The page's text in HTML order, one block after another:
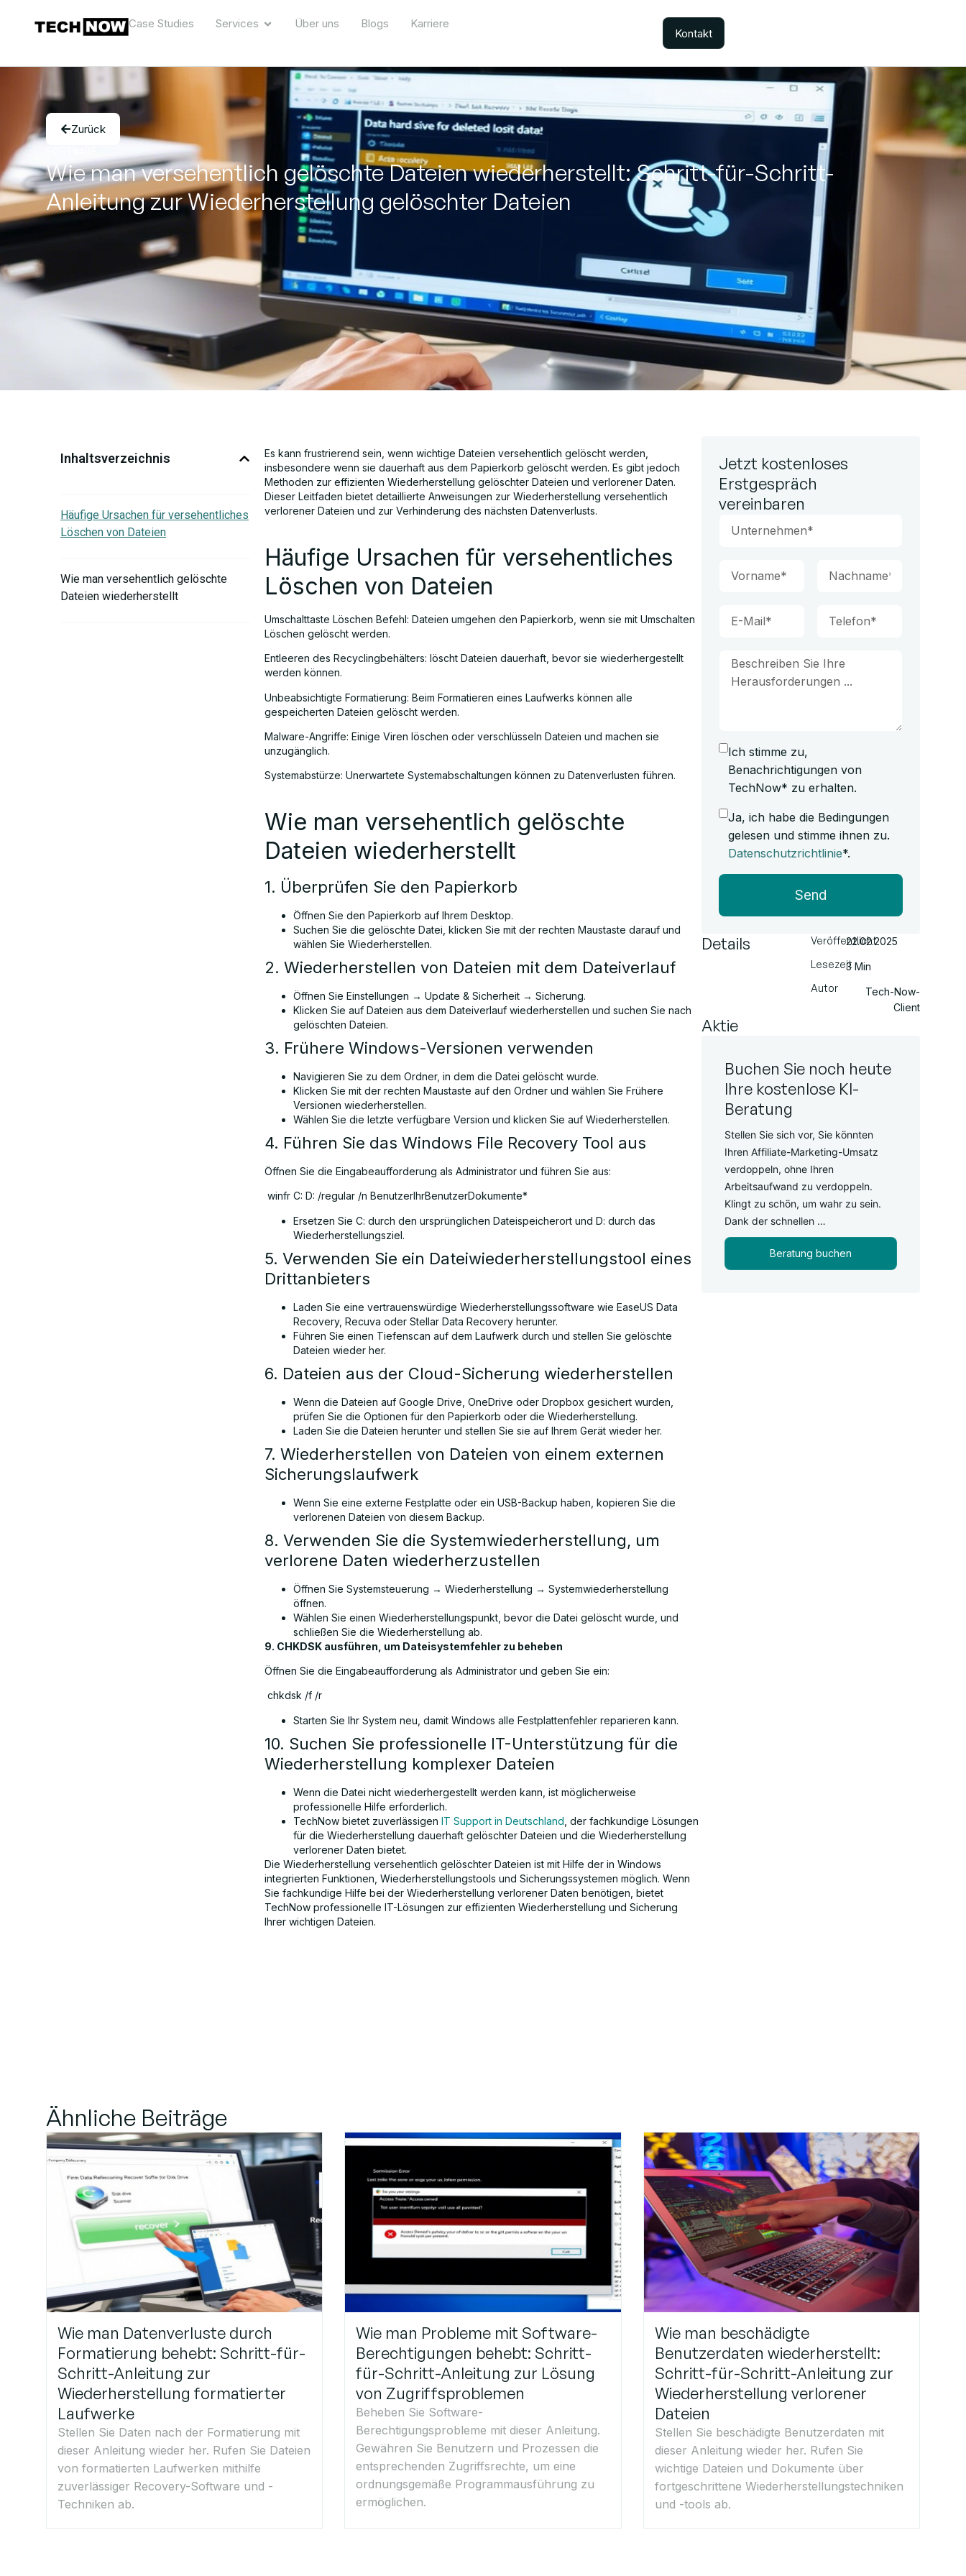
Case Studies Services Über uns Blogs Karriere
Kontakt
Zurück
Wie man versehentlich gelöschte Dateien wiederherstellt: Schritt-für-Schritt-
Anleitung zur Wiederherstellung gelöschter Dateien
Inhaltsverzeichnis
Häufige Ursachen für versehentliches
Löschen von Dateien
Wie man versehentlich gelöschte
Dateien wiederherstellt
Es kann frustrierend sein, wenn wichtige Dateien versehentlich gelöscht werden,
insbesondere wenn sie dauerhaft aus dem Papierkorb gelöscht werden. Es gibt jedoch
Methoden zur effizienten Wiederherstellung gelöschter Dateien und verlorener Daten.
Dieser Leitfaden bietet detaillierte Anweisungen zur Wiederherstellung versehentlich
verlorener Dateien und zur Verhinderung des nächsten Datenverlusts.
Häufige Ursachen für versehentliches
Löschen von Dateien
Umschalttaste Löschen Befehl: Dateien umgehen den Papierkorb, wenn sie mit Umschalten
Löschen gelöscht werden.
Entleeren des Recyclingbehälters: löscht Dateien dauerhaft, bevor sie wiederhergestellt
werden können.
Unbeabsichtigte Formatierung: Beim Formatieren eines Laufwerks können alle
gespeicherten Dateien gelöscht werden.
Malware-Angriffe: Einige Viren löschen oder verschlüsseln Dateien und machen sie
unzugänglich.
Systemabstürze: Unerwartete Systemabschaltungen können zu Datenverlusten führen.
Wie man versehentlich gelöschte
Dateien wiederherstellt
1. Überprüfen Sie den Papierkorb
Öffnen Sie den Papierkorb auf Ihrem Desktop.
Suchen Sie die gelöschte Datei, klicken Sie mit der rechten Maustaste darauf und
wählen Sie Wiederherstellen.
2. Wiederherstellen von Dateien mit dem Dateiverlauf
Öffnen Sie Einstellungen → Update & Sicherheit → Sicherung.
Klicken Sie auf Dateien aus dem Dateiverlauf wiederherstellen und suchen Sie nach
gelöschten Dateien.
3. Frühere Windows-Versionen verwenden
Navigieren Sie zu dem Ordner, in dem die Datei gelöscht wurde.
Klicken Sie mit der rechten Maustaste auf den Ordner und wählen Sie Frühere
Versionen wiederherstellen.
Wählen Sie die letzte verfügbare Version und klicken Sie auf Wiederherstellen.
4. Führen Sie das Windows File Recovery Tool aus
Öffnen Sie die Eingabeaufforderung als Administrator und führen Sie aus:
winfr C: D: /regular /n BenutzerIhrBenutzerDokumente*
Ersetzen Sie C: durch den ursprünglichen Dateispeicherort und D: durch das
Wiederherstellungsziel.
5. Verwenden Sie ein Dateiwiederherstellungstool eines
Drittanbieters
Laden Sie eine vertrauenswürdige Wiederherstellungssoftware wie EaseUS Data
Recovery, Recuva oder Stellar Data Recovery herunter.
Führen Sie einen Tiefenscan auf dem Laufwerk durch und stellen Sie gelöschte
Dateien wieder her.
6. Dateien aus der Cloud-Sicherung wiederherstellen
Wenn die Dateien auf Google Drive, OneDrive oder Dropbox gesichert wurden,
prüfen Sie die Optionen für den Papierkorb oder die Wiederherstellung.
Laden Sie die Dateien herunter und stellen Sie sie auf Ihrem Gerät wieder her.
7. Wiederherstellen von Dateien von einem externen
Sicherungslaufwerk
Wenn Sie eine externe Festplatte oder ein USB-Backup haben, kopieren Sie die
verlorenen Dateien von diesem Backup.
8. Verwenden Sie die Systemwiederherstellung, um
verlorene Daten wiederherzustellen
Öffnen Sie Systemsteuerung → Wiederherstellung → Systemwiederherstellung
öffnen.
Wählen Sie einen Wiederherstellungspunkt, bevor die Datei gelöscht wurde, und
schließen Sie die Wiederherstellung ab.
9. CHKDSK ausführen, um Dateisystemfehler zu beheben
Öffnen Sie die Eingabeaufforderung als Administrator und geben Sie ein:
chkdsk /f /r
Starten Sie Ihr System neu, damit Windows alle Festplattenfehler reparieren kann.
10. Suchen Sie professionelle IT-Unterstützung für die
Wiederherstellung komplexer Dateien
Wenn die Datei nicht wiederhergestellt werden kann, ist möglicherweise
professionelle Hilfe erforderlich.
TechNow bietet zuverlässigen IT Support in Deutschland , der fachkundige Lösungen
für die Wiederherstellung dauerhaft gelöschter Dateien und die Wiederherstellung
verlorener Daten bietet.
Die Wiederherstellung versehentlich gelöschter Dateien ist mit Hilfe der in Windows
integrierten Funktionen, Wiederherstellungstools und Sicherungssystemen möglich. Wenn
Sie fachkundige Hilfe bei der Wiederherstellung verlorener Daten benötigen, bietet
TechNow professionelle IT-Lösungen zur effizienten Wiederherstellung und Sicherung
Ihrer wichtigen Dateien.
Jetzt kostenloses
Erstgespräch
vereinbaren
Ich stimme zu,
Benachrichtigungen von
TechNow* zu erhalten.
Ja, ich habe die Bedingungen
gelesen und stimme ihnen zu.
Datenschutzrichtlinie*.
Send
Details
Veröffentlicht
Lesezeit
Autor
22.02.2025
3 Min
Tech-Now-
Client
Aktie
Buchen Sie noch heute
Ihre kostenlose KI-
Beratung
Stellen Sie sich vor, Sie könnten
Ihren Affiliate-Marketing-Umsatz
verdoppeln, ohne Ihren
Arbeitsaufwand zu verdoppeln.
Klingt zu schön, um wahr zu sein.
Dank der schnellen …
Beratung buchen
Ähnliche Beiträge
Wie man Datenverluste durch
Formatierung behebt: Schritt-für-
Schritt-Anleitung zur
Wiederherstellung formatierter
Laufwerke
Stellen Sie Daten nach der Formatierung mit
dieser Anleitung wieder her. Rufen Sie Dateien
von formatierten Laufwerken mithilfe
zuverlässiger Recovery-Software und -
Techniken ab.
Wie man Probleme mit Software-
Berechtigungen behebt: Schritt-
für-Schritt-Anleitung zur Lösung
von Zugriffsproblemen
Beheben Sie Software-
Berechtigungsprobleme mit dieser Anleitung.
Gewähren Sie Benutzern und Prozessen die
entsprechenden Zugriffsrechte, um eine
ordnungsgemäße Programmausführung zu
ermöglichen.
Wie man beschädigte
Benutzerdaten wiederherstellt:
Schritt-für-Schritt-Anleitung zur
Wiederherstellung verlorener
Dateien
Stellen Sie beschädigte Benutzerdaten mit
dieser Anleitung wieder her. Rufen Sie
wichtige Dateien und Dokumente über
fortgeschrittene Wiederherstellungstechniken
und -tools ab.